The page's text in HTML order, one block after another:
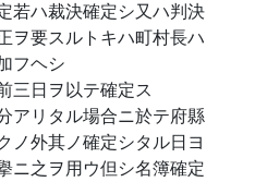
若ハ裁決確定シ又ハ判決
ヲ要スルトキハ町村長ハ
フヘシ
三日ヲ以テ確定ス
アリタル場合ニ於テ府縣
ノ外其ノ確定シタル日ヨ
ニ之ヲ用ウ但シ名簿確定